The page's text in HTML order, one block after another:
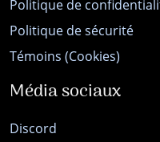
Politique de
Politique de sécurité
Témoins (Cookies)
Média sociaux
Discord